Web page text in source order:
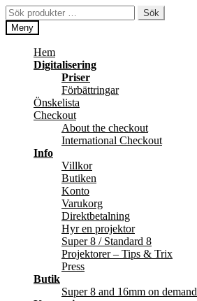
Hoppa
till
navigering
Hoppa
till
innehåll
Sök
efter:
Sök
Meny
Hem
Digitalisering
Priser
Förbättringar
Önskelista
Checkout
About the checkout
International Checkout
Info
Villkor
Butiken
Konto
Varukorg
Direktbetalning
Hyr en projektor
Super 8 / Standard 8
Projektorer – Tips & Trix
Press
Butik
Super 8 and 16mm on demand